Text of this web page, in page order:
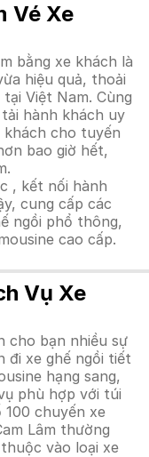
Vé Xe
bằng xe khách là
hiệu quả, thoải
Việt Nam. Cùng
hành khách uy
cho tuyến
bao giờ hết,
, kết nối hành
cung cấp các
ngồi phổ thông,
cao cấp.
Vụ Xe
cho bạn nhiều sự
đi xe ghế ngồi tiết
hạng sang,
phù hợp với túi
chuyến xe
Lâm thường
vào loại xe